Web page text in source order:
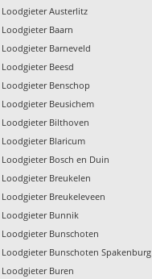
Loodgieter Austerlitz
Loodgieter Baarn
Loodgieter Barneveld
Loodgieter Beesd
Loodgieter Benschop
Loodgieter Beusichem
Loodgieter Bilthoven
Loodgieter Blaricum
Loodgieter Bosch en Duin
Loodgieter Breukelen
Loodgieter Breukeleveen
Loodgieter Bunnik
Loodgieter Bunschoten
Loodgieter Bunschoten Spakenburg
Loodgieter Buren